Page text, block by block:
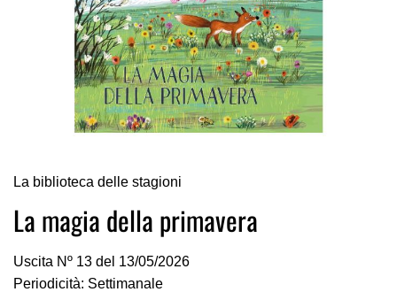
all'inizio
della
galleria
immagini
La biblioteca delle stagioni
La magia della primavera
Uscita Nº 13 del 13/05/2026
Periodicità: Settimanale